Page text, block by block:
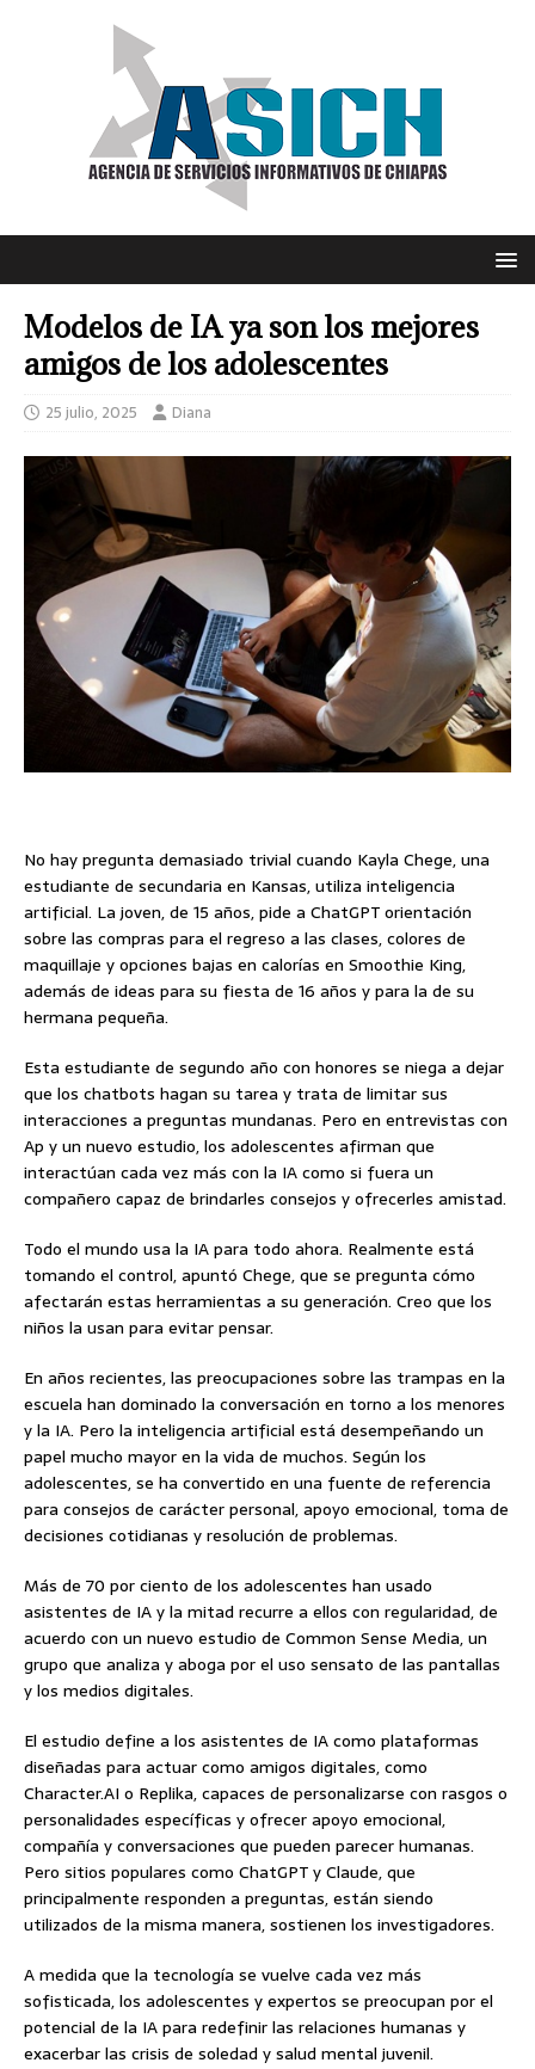
Modelos de IA ya son los mejores
amigos de los adolescentes
25 julio, 2025 Diana
No hay pregunta demasiado trivial cuando Kayla Chege, una
estudiante de secundaria en Kansas, utiliza inteligencia
artificial. La joven, de 15 años, pide a ChatGPT orientación
sobre las compras para el regreso a las clases, colores de
maquillaje y opciones bajas en calorías en Smoothie King,
además de ideas para su fiesta de 16 años y para la de su
hermana pequeña.
Esta estudiante de segundo año con honores se niega a dejar
que los chatbots hagan su tarea y trata de limitar sus
interacciones a preguntas mundanas. Pero en entrevistas con
Ap y un nuevo estudio, los adolescentes afirman que
interactúan cada vez más con la IA como si fuera un
compañero capaz de brindarles consejos y ofrecerles amistad.
Todo el mundo usa la IA para todo ahora. Realmente está
tomando el control, apuntó Chege, que se pregunta cómo
afectarán estas herramientas a su generación. Creo que los
niños la usan para evitar pensar.
En años recientes, las preocupaciones sobre las trampas en la
escuela han dominado la conversación en torno a los menores
y la IA. Pero la inteligencia artificial está desempeñando un
papel mucho mayor en la vida de muchos. Según los
adolescentes, se ha convertido en una fuente de referencia
para consejos de carácter personal, apoyo emocional, toma de
decisiones cotidianas y resolución de problemas.
Más de 70 por ciento de los adolescentes han usado
asistentes de IA y la mitad recurre a ellos con regularidad, de
acuerdo con un nuevo estudio de Common Sense Media, un
grupo que analiza y aboga por el uso sensato de las pantallas
y los medios digitales.
El estudio define a los asistentes de IA como plataformas
diseñadas para actuar como amigos digitales, como
Character.AI o Replika, capaces de personalizarse con rasgos o
personalidades específicas y ofrecer apoyo emocional,
compañía y conversaciones que pueden parecer humanas.
Pero sitios populares como ChatGPT y Claude, que
principalmente responden a preguntas, están siendo
utilizados de la misma manera, sostienen los investigadores.
A medida que la tecnología se vuelve cada vez más
sofisticada, los adolescentes y expertos se preocupan por el
potencial de la IA para redefinir las relaciones humanas y
exacerbar las crisis de soledad y salud mental juvenil.